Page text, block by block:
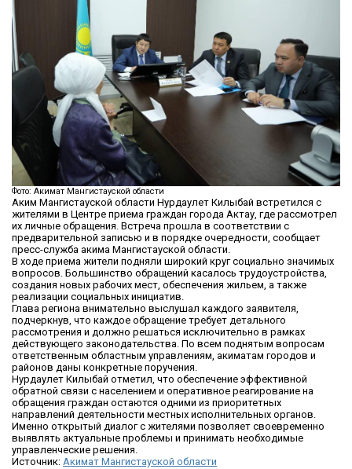
Фото: Акимат Мангистауской области
Аким Мангистауской области Нурдаулет Килыбай встретился с
жителями в Центре приема граждан города Актау, где рассмотрел
их личные обращения. Встреча прошла в соответствии с
предварительной записью и в порядке очередности, сообщает
пресс-служба акима Мангистауской области.
В ходе приема жители подняли широкий круг социально значимых
вопросов. Большинство обращений касалось трудоустройства,
создания новых рабочих мест, обеспечения жильем, а также
реализации социальных инициатив.
Глава региона внимательно выслушал каждого заявителя,
подчеркнув, что каждое обращение требует детального
рассмотрения и должно решаться исключительно в рамках
действующего законодательства. По всем поднятым вопросам
ответственным областным управлениям, акиматам городов и
районов даны конкретные поручения.
Нурдаулет Килыбай отметил, что обеспечение эффективной
обратной связи с населением и оперативное реагирование на
обращения граждан остаются одними из приоритетных
направлений деятельности местных исполнительных органов.
Именно открытый диалог с жителями позволяет своевременно
выявлять актуальные проблемы и принимать необходимые
управленческие решения.
Источник: Акимат Мангистауской области